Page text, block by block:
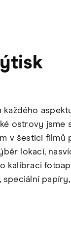
ostrovy jsme
v šestici filmů
lokací,
kalibraci
speciální